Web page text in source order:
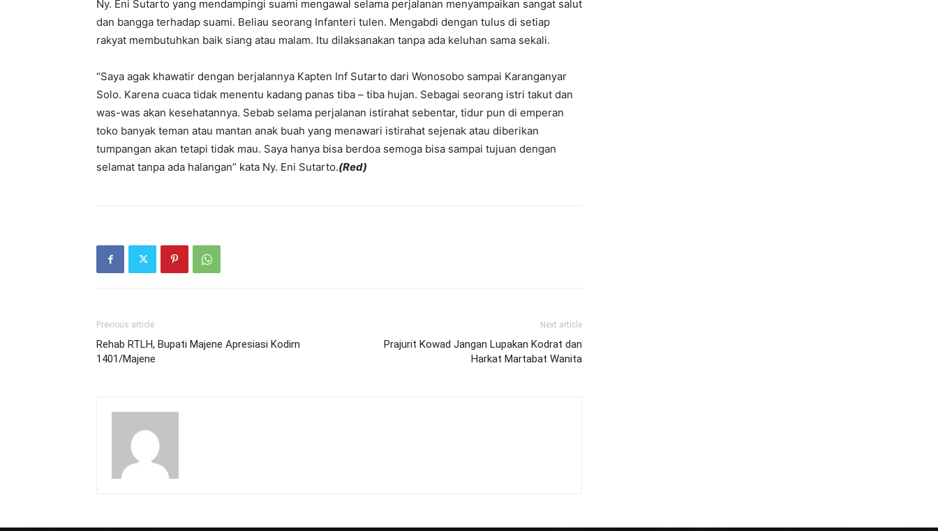
Ny. Eni Sutarto yang mendampingi suami mengawal selama perjalanan menyampaikan sangat salut
dan bangga terhadap suami. Beliau seorang Infanteri tulen. Mengabdi dengan tulus di setiap
rakyat membutuhkan baik siang atau malam. Itu dilaksanakan tanpa ada keluhan sama sekali.
“Saya agak khawatir dengan berjalannya Kapten Inf Sutarto dari Wonosobo sampai Karanganyar
Solo. Karena cuaca tidak menentu kadang panas tiba – tiba hujan. Sebagai seorang istri takut dan
was-was akan kesehatannya. Sebab selama perjalanan istirahat sebentar, tidur pun di emperan
toko banyak teman atau mantan anak buah yang menawari istirahat sejenak atau diberikan
tumpangan akan tetapi tidak mau. Saya hanya bisa berdoa semoga bisa sampai tujuan dengan
selamat tanpa ada halangan” kata Ny. Eni Sutarto.(Red)
Previous article
Rehab RTLH, Bupati Majene Apresiasi Kodim
1401/Majene
Next article
Prajurit Kowad Jangan Lupakan Kodrat dan
Harkat Martabat Wanita